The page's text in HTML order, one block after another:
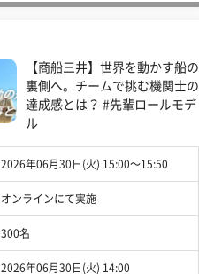
【商船三井】世界を動かす船の
裏側へ。チームで挑む機関士の
達成感とは？ #先輩ロールモデ
ル
2026年06月30日(火) 15:00〜15:50
オンラインにて実施
300名
2026年06月30日(火) 14:00